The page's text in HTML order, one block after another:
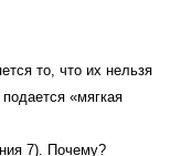
то, что их нельзя
«мягкая
7). Почему?